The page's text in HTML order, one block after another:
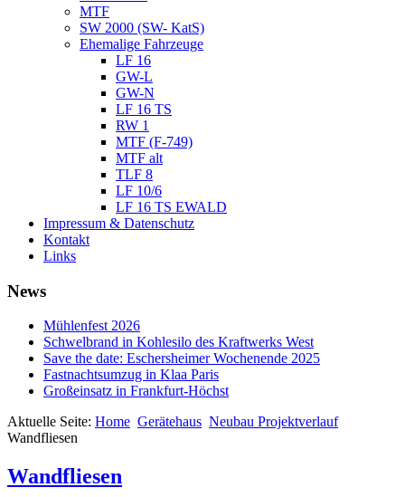
MTF
SW 2000 (SW- KatS)
Ehemalige Fahrzeuge
LF 16
GW-L
GW-N
LF 16 TS
RW 1
MTF (F-749)
MTF alt
TLF 8
LF 10/6
LF 16 TS EWALD
Impressum & Datenschutz
Kontakt
Links
News
Mühlenfest 2026
Schwelbrand in Kohlesilo des Kraftwerks West
Save the date: Eschersheimer Wochenende 2025
Fastnachtsumzug in Klaa Paris
Großeinsatz in Frankfurt-Höchst
Aktuelle Seite: Home Gerätehaus Neubau Projektverlauf
Wandfliesen
Wandfliesen